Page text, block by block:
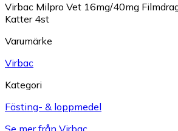
Virbac Milpro Vet 16mg/40mg
Katter 4st
Varumärke
Virbac
Kategori
Fästing- & loppmedel